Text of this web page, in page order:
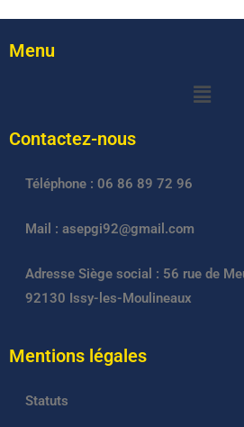
Menu
Contactez-nous
Téléphone : 06 86 89 72 96
Mail : asepgi92@gmail.com
Adresse Siège social : 56 rue de
92130 Issy-les-Moulineaux
Mentions légales
Statuts